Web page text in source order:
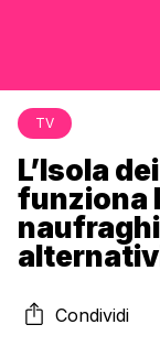
TV
L’Isola
funziona
Condividi